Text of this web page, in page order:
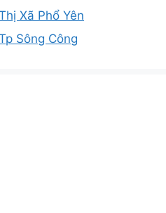
Xã Phổ Yên
Sông Công